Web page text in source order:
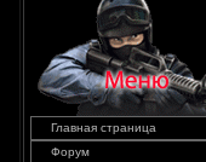
Главная страница
Форум